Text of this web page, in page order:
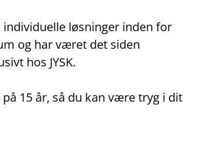
løsninger inden for
og har været det siden
hos JYSK.
15 år, så du kan være tryg i dit